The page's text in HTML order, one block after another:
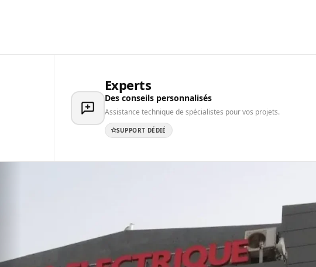
Experts
Des conseils personnalisés
Assistance technique de spécialistes pour vos projets.
SUPPORT DÉDIÉ